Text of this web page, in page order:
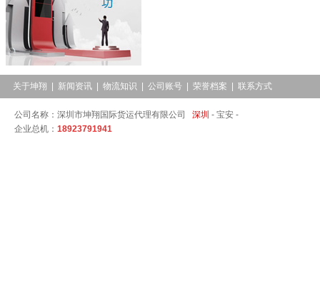
关于坤翔 新闻资讯 物流知识 公司账号 荣誉档案 联系方式
公司名称：深圳市坤翔国际货运代理有限公司 深圳 - 宝安 -
企业总机： 18923791941